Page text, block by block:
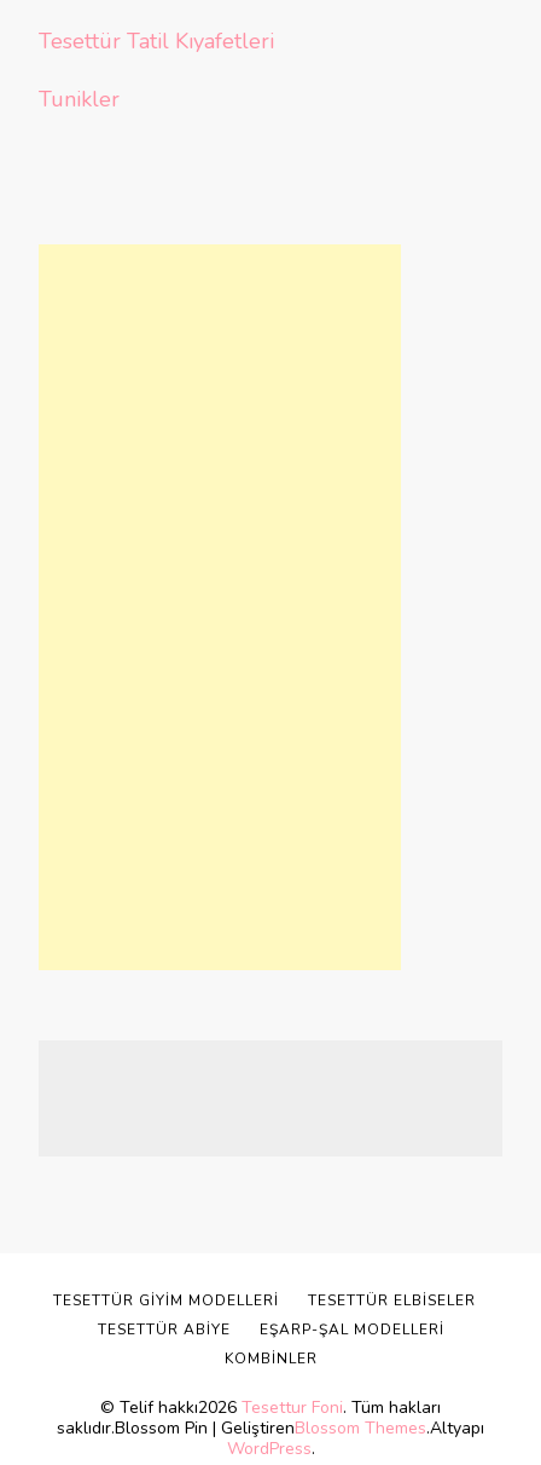
Tesettür Tatil Kıyafetleri
Tunikler
© Telif hakkı2026 Tesettur Foni. Tüm hakları
saklıdır.Blossom Pin | GeliştirenBlossom Themes.Altyapı
WordPress.
TESETTÜR GIYIM MODELLERI
TESETTÜR ELBISELER
TESETTÜR ABIYE
EŞARP-ŞAL MODELLERI
KOMBINLER